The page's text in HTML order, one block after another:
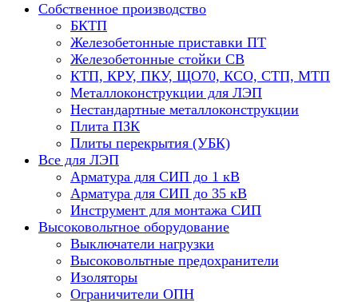
Собственное производство
БКТП
Железобетонные приставки ПТ
Железобетонные стойки СВ
КТП, КРУ, ПКУ, ЩО70, КСО, СТП, МТП
Металлоконструкции для ЛЭП
Нестандартные металлоконструкции
Плита ПЗК
Плиты перекрытия (УБК)
Все для ЛЭП
Арматура для СИП до 1 кВ
Арматура для СИП до 35 кВ
Инструмент для монтажа СИП
Высоковольтное оборудование
Выключатели нагрузки
Высоковольтные предохранители
Изоляторы
Ограничители ОПН